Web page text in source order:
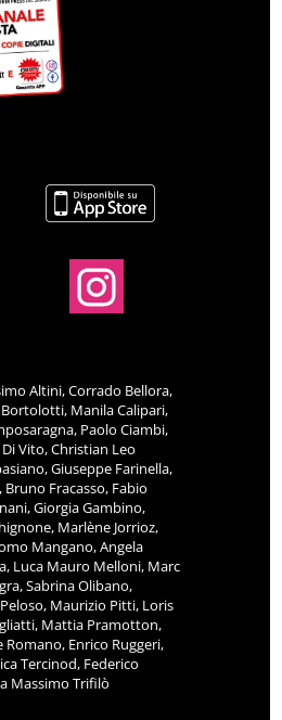
Altini, Corrado Bellora,
Manila Calipari,
Paolo Ciambi,
Vito, Christian Leo
Giuseppe Farinella,
Fracasso, Fabio
Giorgia Gambino,
Marlène Jorrioz,
Mangano, Angela
Luca Mauro Melloni, Marc
Sabrina Olibano,
Maurizio Pitti, Loris
Mattia Pramotton,
Romano, Enrico Ruggeri,
Tercinod, Federico
Massimo Trifilò